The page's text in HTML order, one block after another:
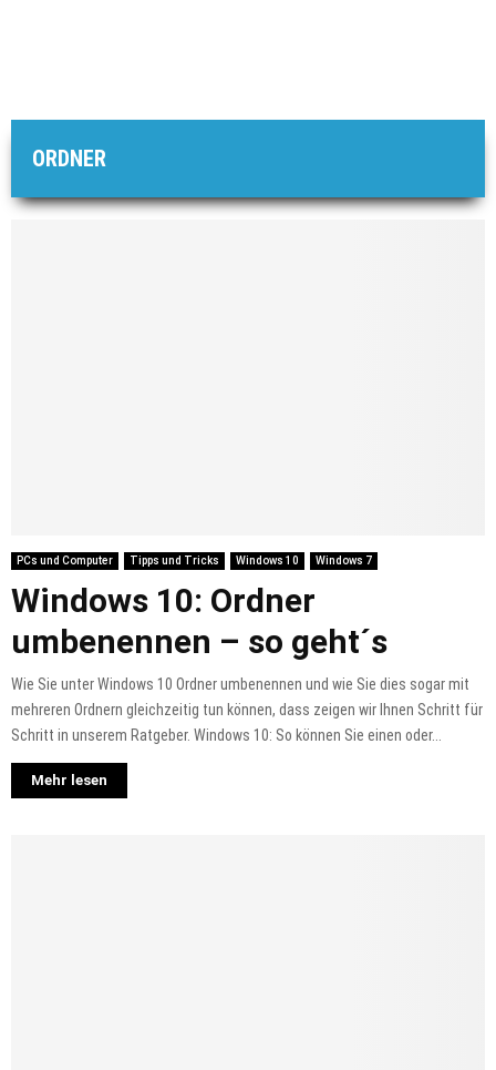
ORDNER
PCs und Computer Tipps und Tricks Windows 10 Windows 7
Windows 10: Ordner
umbenennen – so geht´s
Wie Sie unter Windows 10 Ordner umbenennen und wie Sie dies sogar mit
mehreren Ordnern gleichzeitig tun können, dass zeigen wir Ihnen Schritt für
Schritt in unserem Ratgeber. Windows 10: So können Sie einen oder...
Mehr lesen